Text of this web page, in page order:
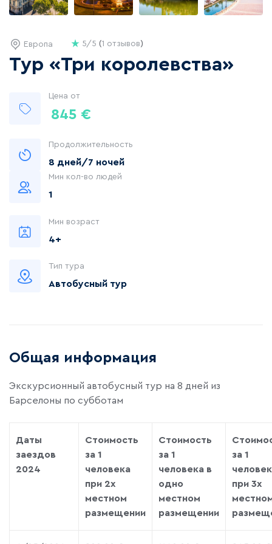
Европа 5/5 (1 отзывов)
Тур «Три королевства»
Цена от
845 €
Продолжительность
8 дней/7 ночей
Мин кол-во людей
1
Мин возраст
4+
Тип тура
Автобусный тур
Общая информация
Экскурсионный автобусный тур на 8 дней из
Барселоны по субботам
Даты
заездов
2024
Стоимость
за 1
человека
при 2х
местном
размещении
Стоимость
за 1
человека в
одно
местном
размещении
за 1
при 3х